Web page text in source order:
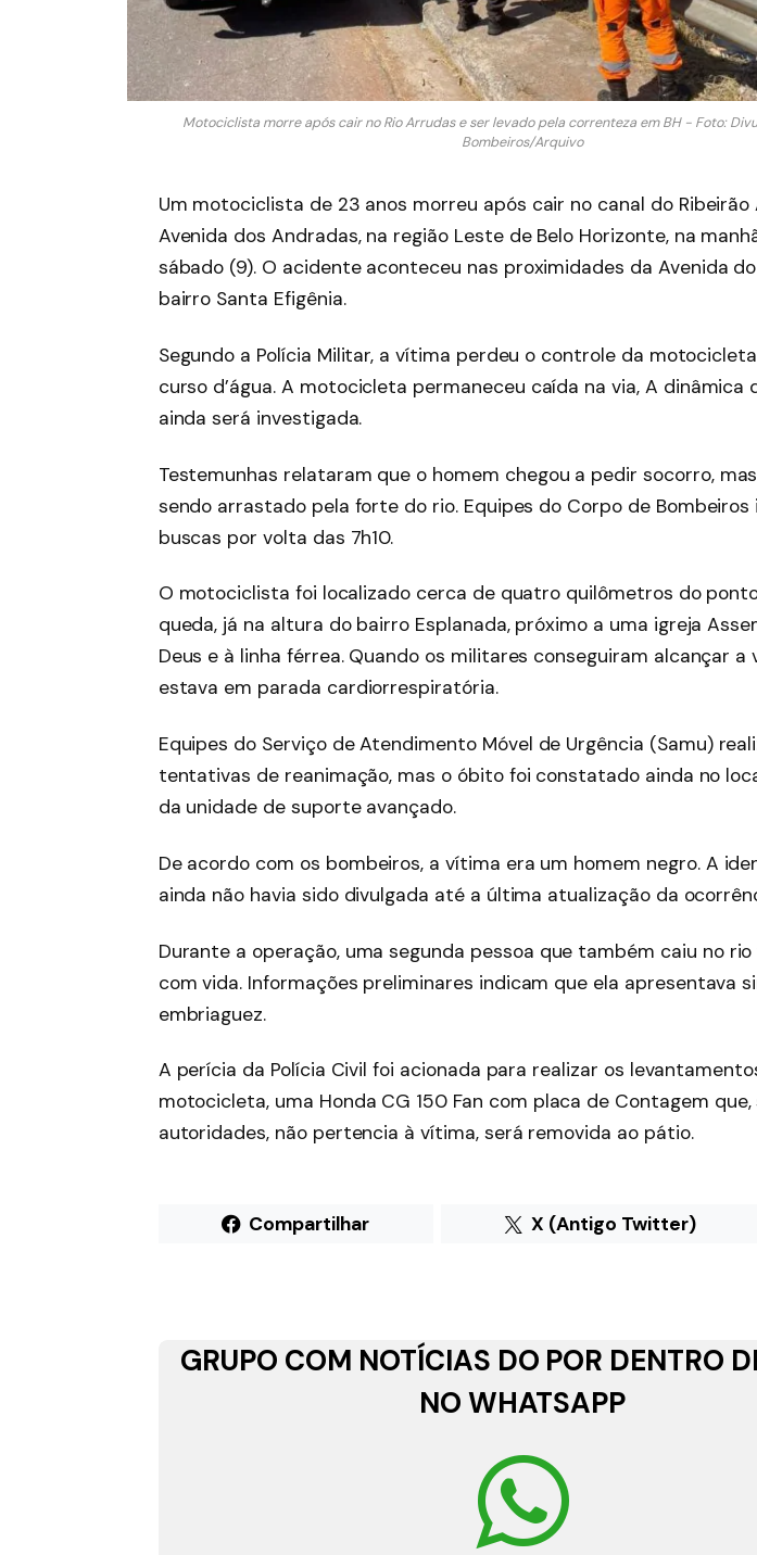
Motociclista morre após cair no Rio Arrudas e ser levado pela correnteza em BH - Foto:
Bombeiros/Arquivo
Um motociclista de 23 anos morreu após cair no canal do Ribeirão
Avenida dos Andradas, na região Leste de Belo Horizonte, na
sábado (9). O acidente aconteceu nas proximidades da Avenida
bairro Santa Efigênia.
Segundo a Polícia Militar, a vítima perdeu o controle da
curso d’água. A motocicleta permaneceu caída na via, A dinâmica
ainda será investigada.
Testemunhas relataram que o homem chegou a pedir socorro,
sendo arrastado pela forte do rio. Equipes do Corpo de Bombeiros
buscas por volta das 7h10.
O motociclista foi localizado cerca de quatro quilômetros do
queda, já na altura do bairro Esplanada, próximo a uma igreja
Deus e à linha férrea. Quando os militares conseguiram alcançar a
estava em parada cardiorrespiratória.
Equipes do Serviço de Atendimento Móvel de Urgência (Samu)
tentativas de reanimação, mas o óbito foi constatado ainda no
da unidade de suporte avançado.
De acordo com os bombeiros, a vítima era um homem negro. A
ainda não havia sido divulgada até a última atualização da
Durante a operação, uma segunda pessoa que também caiu no
com vida. Informações preliminares indicam que ela apresentava
embriaguez.
A perícia da Polícia Civil foi acionada para realizar os
motocicleta, uma Honda CG 150 Fan com placa de Contagem que,
autoridades, não pertencia à vítima, será removida ao pátio.
Compartilhar X (Antigo Twitter)
GRUPO COM NOTÍCIAS DO POR DENTRO
NO WHATSAPP